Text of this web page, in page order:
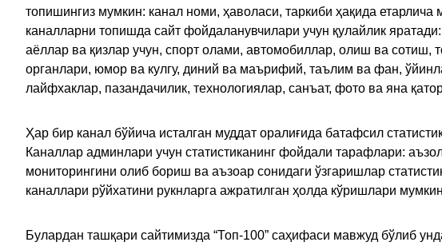
топишингиз мумкин: канал номи, ҳаволаси, таркиби ҳақида
каналларни топишда сайт фойдаланувчилари учун қулайлик
аёллар ва қизлар учун, спорт олами, автомобиллар, олиш ва сотиш,
органлари, юмор ва кулгу, диний ва маърифий, таълим ва фан,
лайфхаклар, пазандачилик, технологиялар, санъат, фото ва яна
Ҳар бир канал бўйича исталган муддат оралиғида батафсил
Каналлар админлари учун статистиканинг фойдали тарафлари:
мониторингини олиб бориш ва аъзоар сонидаги ўзгаришлар
каналлари рўйхатини рукнларга ажратилган ҳолда кўришлари
Булардан ташқари сайтимизда “Топ-100” саҳифаси мавжуд бўлиб